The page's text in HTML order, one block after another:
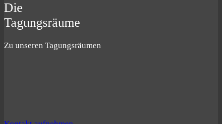
Die
Tagungsräume
Zu unseren Tagungsräumen